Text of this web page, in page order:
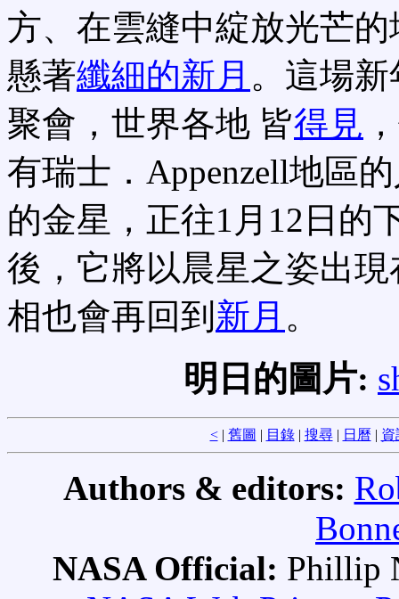
方、在雲縫中綻放光芒的
懸著纖細的新月 。這場
聚會，世界各地 皆得見
有瑞士．Appenzell地區
的金星，正往1月12日的
後，它將以晨星之姿出
相也會再回到 新月 。
明日的圖片:
<| 舊圖 | 目錄| 搜尋| 日曆 | 資
Authors & editors:
NASA Official: Phillip